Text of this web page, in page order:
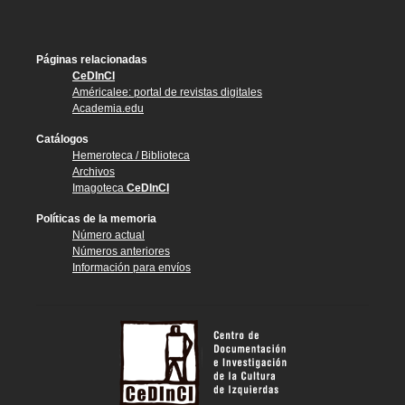
Páginas relacionadas
CeDInCI
Américalee: portal de revistas digitales
Academia.edu
Catálogos
Hemeroteca / Biblioteca
Archivos
Imagoteca CeDInCI
Políticas de la memoria
Número actual
Números anteriores
Información para envíos